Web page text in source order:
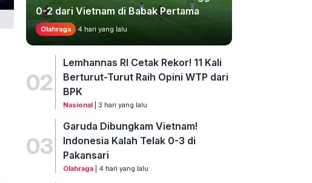
0-2 dari Vietnam di Babak Pertama
Olahraga 4 hari yang lalu
02
Lemhannas RI Cetak Rekor! 11 Kali
Berturut-Turut Raih Opini WTP dari
BPK
Nasional| 3 hari yang lalu
03
Garuda Dibungkam Vietnam!
Indonesia Kalah Telak 0-3 di
Pakansari
Olahraga| 4 hari yang lalu